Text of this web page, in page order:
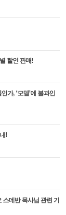
할인 판매!
가, ‘모델’에 불과인
!
스데반 목사님 관련 기